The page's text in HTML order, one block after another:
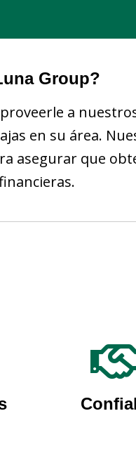
Group?
a
en su área.
asegurar que